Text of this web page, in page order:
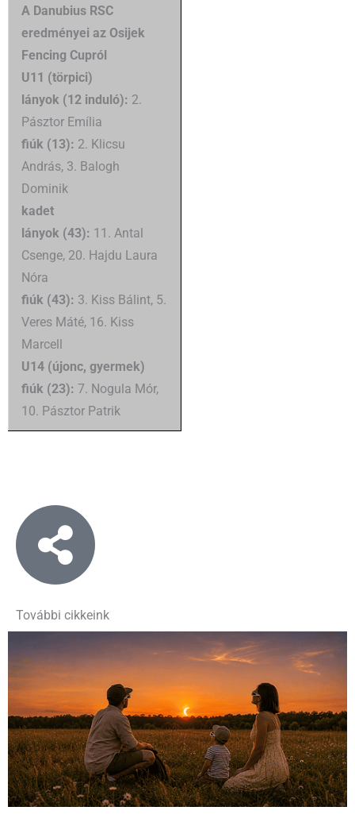
A Danubius RSC
eredményei az Osijek
Fencing Cupról
U11 (törpici)
lányok (12 induló): 2.
Pásztor Emília
fiúk (13): 2. Klicsu
András, 3. Balogh
Dominik
kadet
lányok (43): 11. Antal
Csenge, 20. Hajdu Laura
Nóra
fiúk (43): 3. Kiss Bálint, 5.
Veres Máté, 16. Kiss
Marcell
U14 (újonc, gyermek)
fiúk (23): 7. Nogula Mór,
10. Pásztor Patrik
További cikkeink